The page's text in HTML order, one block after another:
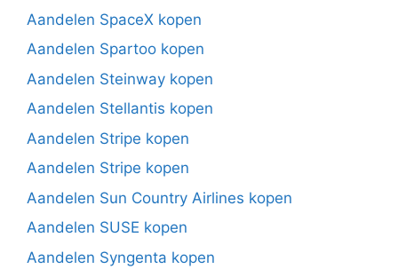
Aandelen SpaceX kopen
Aandelen Spartoo kopen
Aandelen Steinway kopen
Aandelen Stellantis kopen
Aandelen Stripe kopen
Aandelen Stripe kopen
Aandelen Sun Country Airlines kopen
Aandelen SUSE kopen
Aandelen Syngenta kopen